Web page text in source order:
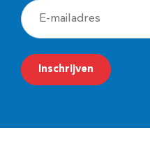
E
-
m
a
Inschrijven